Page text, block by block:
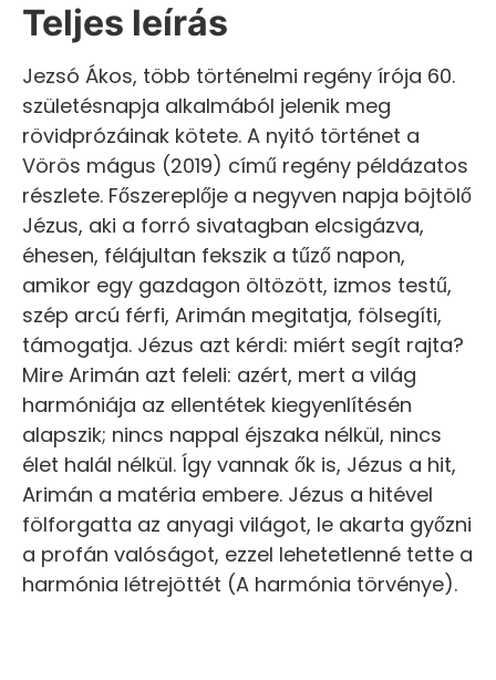
Teljes leírás
Jezsó Ákos, több történelmi regény írója 60.
születésnapja alkalmából jelenik meg
rövidprózáinak kötete. A nyitó történet a
Vörös mágus (2019) című regény példázatos
részlete. Főszereplője a negyven napja böjtölő
Jézus, aki a forró sivatagban elcsigázva,
éhesen, félájultan fekszik a tűző napon,
amikor egy gazdagon öltözött, izmos testű,
szép arcú férfi, Arimán megitatja, fölsegíti,
támogatja. Jézus azt kérdi: miért segít rajta?
Mire Arimán azt feleli: azért, mert a világ
harmóniája az ellentétek kiegyenlítésén
alapszik; nincs nappal éjszaka nélkül, nincs
élet halál nélkül. Így vannak ők is, Jézus a hit,
Arimán a matéria embere. Jézus a hitével
fölforgatta az anyagi világot, le akarta győzni
a profán valóságot, ezzel lehetetlenné tette a
harmónia létrejöttét (A harmónia törvénye).